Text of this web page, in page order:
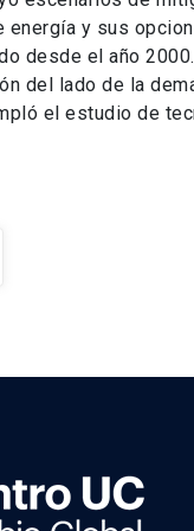
energía y sus
desde el año
del lado de la
el estudio de